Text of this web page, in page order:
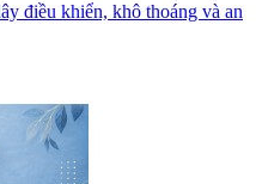
điều khiển, khô thoáng và an